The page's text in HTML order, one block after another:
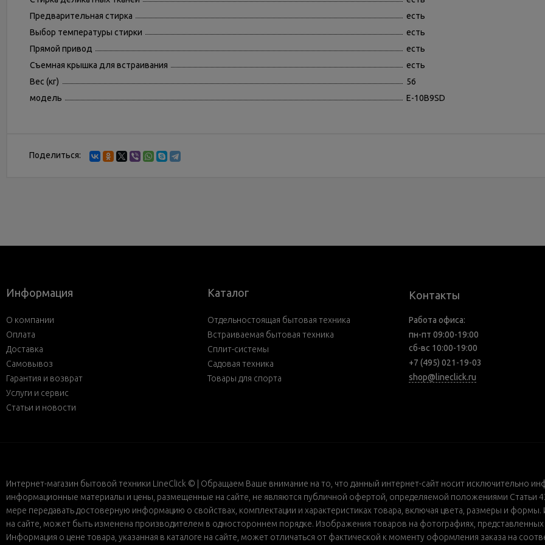
Предварительная стирка
есть
Выбор температуры стирки
есть
Прямой привод
есть
Съемная крышка для встраивания
есть
Вес (кг)
56
модель
E-10B9SD
Поделиться:
Информация
О компании
Оплата
Доставка
Самовывоз
Гарантия и возврат
Услуги и сервис
Статьи и новости
Каталог
Отдельностоящая бытовая техника
Встраиваемая бытовая техника
Сплит-системы
Садовая техника
Товары для спорта
Контакты
Работа офиса:
пн-пт 09:00-19:00
сб-вс 10:00-19:00
+7 (495) 021-19-03
shop@lineclick.ru
Интернет-магазин бытовой техники LineClick © | Обращаем Ваше внимание на то, что данный интернет-сайт носит исключительно
информационные материалы и цены, размещенные на сайте, не являются публичной офертой, определяемой положениями Статьи
мере передавать достоверную информацию о свойствах, комплектации и характеристиках товара, включая цвета, размеры и формы.
на сайте, может быть изменена производителем в одностороннем порядке. Изображения товаров на фотографиях, представленных
Информация о цене товара, указанная в каталоге на сайте, может отличаться от фактической к моменту оформления заказа на